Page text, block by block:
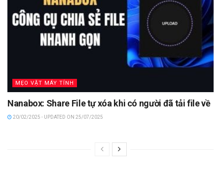
MẸO VẶT MÁY TÍNH
Nanabox: Share File tự xóa khi có người đã tải file về
20/02/2025 - UPDATED ON 25/07/2025